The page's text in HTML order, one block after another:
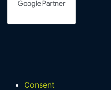
Consent